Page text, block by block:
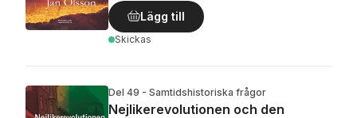
Lägg till
Skickas
Del 49 - Samtidshistoriska frågor
Nejlikerevolutionen och den